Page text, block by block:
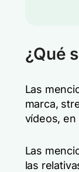
¿Qué
Las
marca,
vídeos, en
Las
las